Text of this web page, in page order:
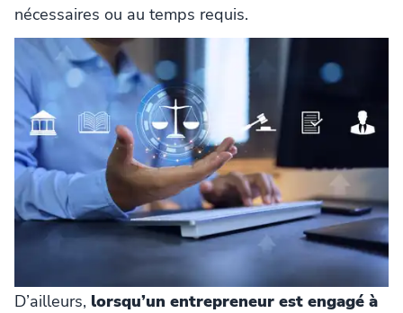
nécessaires ou au temps requis.
D’ailleurs, lorsqu’un entrepreneur est engagé à